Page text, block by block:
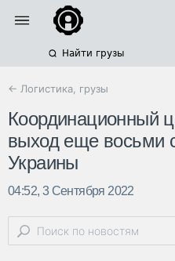
Найти грузы
← Логистика, грузы
Координационный
выход еще восьми
Украины
04:52, 3 Сентября 2022